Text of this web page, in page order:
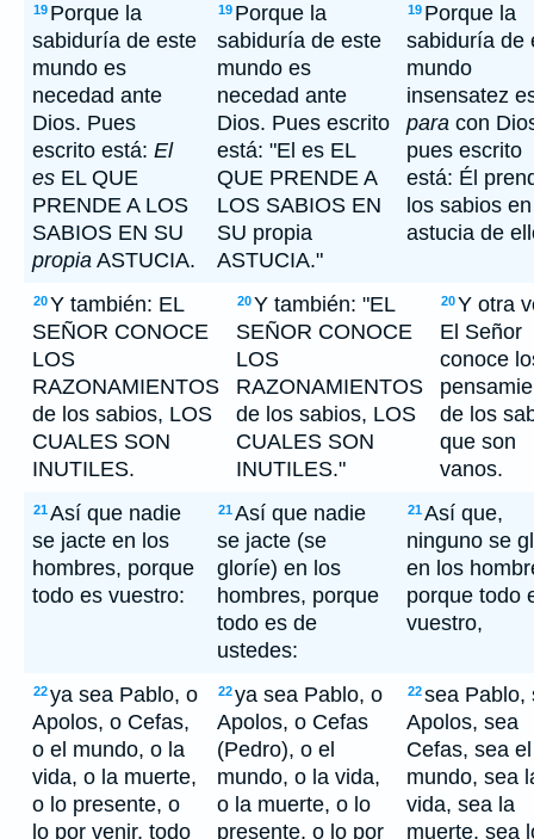
19 Porque la
sabiduría de este
mundo es
necedad ante
Dios. Pues
escrito está: El
es EL QUE
PRENDE A LOS
SABIOS EN SU
propia ASTUCIA.
19 Porque la
sabiduría de este
mundo es
necedad ante
Dios. Pues escrito
está: "El es EL
QUE PRENDE A
LOS SABIOS EN
SU propia
ASTUCIA."
19 Porque la
sabiduría de
mundo
insensatez
para con
pues escrito
está: Él
los sabios
astucia de
20Y también: EL
SEÑOR CONOCE
LOS
RAZONAMIENTOS
de los sabios, LOS
CUALES SON
INUTILES.
20Y también: "EL
SEÑOR CONOCE
LOS
RAZONAMIENTOS
de los sabios, LOS
CUALES SON
INUTILES."
20Y otra
El Señor
conoce
de los
que son
vanos.
21Así que nadie
se jacte en los
hombres, porque
todo es vuestro:
21Así que nadie
se jacte (se
gloríe) en los
hombres, porque
todo es de
ustedes:
21Así que,
ninguno se
en los
porque todo
vuestro,
22ya sea Pablo, o
Apolos, o Cefas,
o el mundo, o la
vida, o la muerte,
o lo presente, o
lo por venir, todo
22ya sea Pablo, o
Apolos, o Cefas
(Pedro), o el
mundo, o la vida,
o la muerte, o lo
presente, o lo por
22sea Pablo,
Apolos, sea
Cefas, sea el
mundo, sea
vida, sea la
muerte, sea